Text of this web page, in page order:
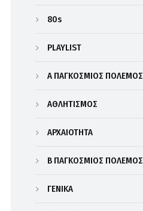
80s
PLAYLIST
Α΄ ΠΑΓΚΟΣΜΙΟΣ ΠΟΛΕΜΟΣ
ΑΘΛΗΤΙΣΜΟΣ
ΑΡΧΑΙΟΤΗΤΑ
Β΄ ΠΑΓΚΟΣΜΙΟΣ ΠΟΛΕΜΟΣ
ΓΕΝΙΚΑ